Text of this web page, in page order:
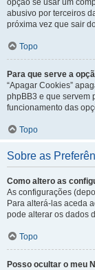
opção se usar um
abusivo por terceiros
próxima vez que sair
Topo
Para que serve a
“Apagar Cookies”
phpBB3 e que servem
funcionamento das
Topo
Sobre as
Como altero as
As configurações
Para alterá-las aceda
pode alterar os dados
Topo
Posso ocultar o meu